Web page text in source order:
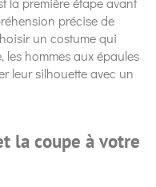
précise de
un costume qui
les hommes aux épaules
leur silhouette avec un
la coupe à votre